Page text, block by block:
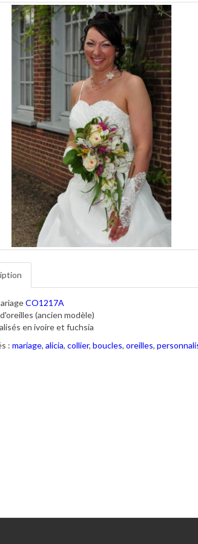
CO1217A
(ancien modèle)
en ivoire et fuchsia
: mariage, alicia, collier, boucles, oreilles,